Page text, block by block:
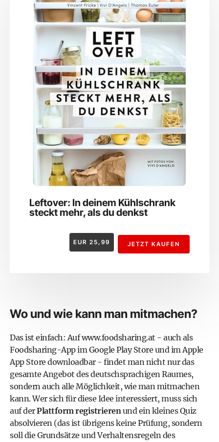
Leftover: In deinem Kühlschrank
steckt mehr, als du denkst
EUR 25,99 JETZT KAUFEN
Wo und wie kann man mitmachen?
Das ist einfach: Aufwww.foodsharing.at - auch als
Foodsharing-App im Google Play Store und imApple
App Store downloadbar - findet man nicht nur das
gesamte Angebot des deutschsprachigen Raumes,
sondern auch alle Möglichkeit, wie man mitmachen
kann. Wer sich für diese Idee interessiert, muss sich
auf derPlattform registrierenund ein kleines Quiz
absolvieren (das ist übrigens keine Prüfung, sondern
soll die Grundsätze und Verhaltensregeln des